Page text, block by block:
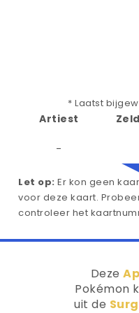
* Laatst
Artiest
-
Let op: Er kon geen
voor deze kaart.
controleer het
Deze
Pokémon
uit de